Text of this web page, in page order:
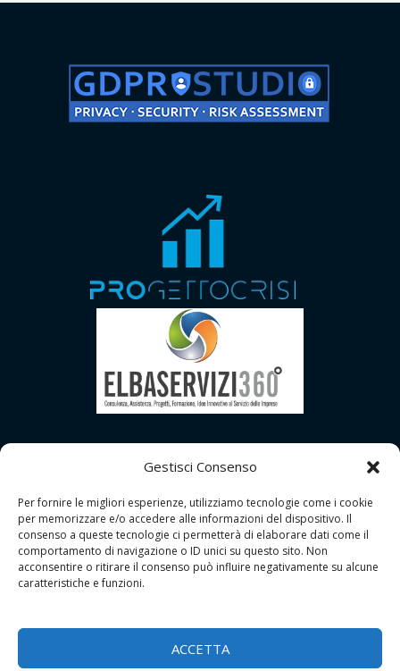
Gestisci Consenso
Per fornire le migliori esperienze, utilizziamo tecnologie come i cookie
per memorizzare e/o accedere alle informazioni del dispositivo. Il
consenso a queste tecnologie ci permetterà di elaborare dati come il
comportamento di navigazione o ID unici su questo sito. Non
acconsentire o ritirare il consenso può influire negativamente su alcune
caratteristiche e funzioni.
ACCETTA
P.I.: 01556690533